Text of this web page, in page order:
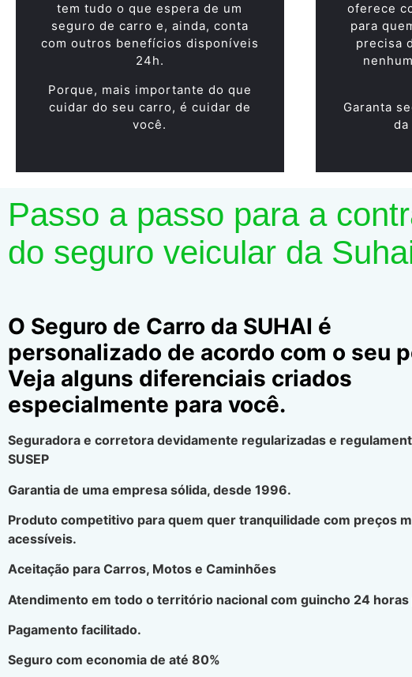
tem tudo o que espera de um
seguro de carro e, ainda, conta
com outros benefícios disponíveis
24h.
Porque, mais importante do que
cuidar do seu carro, é cuidar de
você.
oferece
para
precisa
Garanta
Passo a passo para a
do seguro veicular da
O Seguro de Carro da SUHAI é
personalizado de acordo com o seu
Veja alguns diferenciais criados
especialmente para você.
Seguradora e corretora devidamente regularizadas e
SUSEP
Garantia de uma empresa sólida, desde 1996.
Produto competitivo para quem quer tranquilidade com preços
acessíveis.
Aceitação para Carros, Motos e Caminhões
Atendimento em todo o território nacional com guincho 24 horas
Pagamento facilitado.
Seguro com economia de até 80%